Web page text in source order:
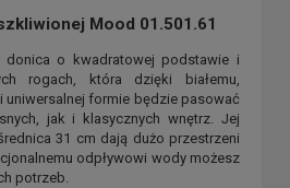
Mood 01.501.61
donica o kwadratowej podstawie i
rogach, która dzięki białemu,
uniwersalnej formie będzie pasować
jak i klasycznych wnętrz. Jej
31 cm dają dużo przestrzeni
odpływowi wody możesz
potrzeb.